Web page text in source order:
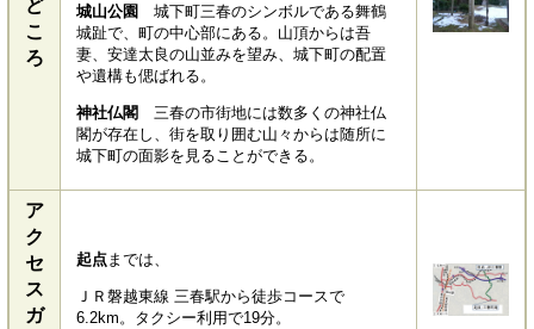
ど
こ
ろ
城山公園
城下町三春のシンボルである舞鶴
城趾で、町の中心部にある。山頂からは吾
妻、安達太良の山並みを望み、城下町の配置
や遺構も偲ばれる。
神社仏閣 三春の市街地には数多くの神社仏
閣が存在し、街を取り囲む山々からは随所に
城下町の面影を見ることができる。
ア
ク
セ
ス
ガ
起点までは、
ＪＲ磐越東線 三春駅から徒歩コースで
6.2km。タクシー利用で19分。